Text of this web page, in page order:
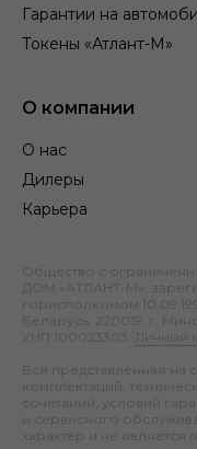
Гарантии на
Токены «Атлант-М»
О компании
О нас
Дилеры
Карьера
Общество с
ДОМ «АТЛАНТ-М»,
горисполкомом
Беларусь, 220019, г.
УНП 100023303.
Личный
Вся представленная
комплектаций,
сочетаний, условий
и сервисного
характер и не